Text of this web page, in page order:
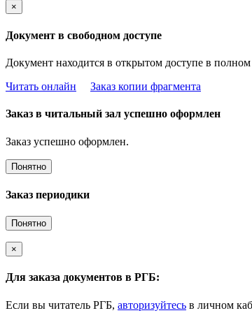
×
Документ в свободном доступе
Документ находится в открытом доступе в
Читать онлайн
Заказ копии фрагмента
Заказ в читальный зал успешно оформлен
Заказ успешно оформлен.
Понятно
Заказ периодики
Понятно
×
Для заказа документов в РГБ:
Если вы читатель РГБ, авторизуйтесь в личном